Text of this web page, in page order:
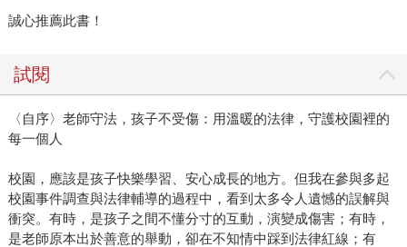
誠心推薦此書！
試閱
〈自序〉老師守法，孩子不受傷：用溫暖的法律，守護校園裡的
每一個人
校園，應該是孩子快樂學習、安心成長的地方。但我在參與多起
校園事件調查與法律輔導的過程中，看到太多令人遺憾的誤解與
衝突。有時，是孩子之間不懂分寸的互動，演變成傷害；有時，
是老師原本出於善意的舉動，卻在不知情中踩到法律紅線；有